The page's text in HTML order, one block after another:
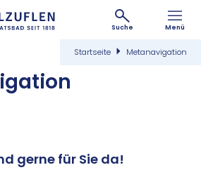
Suche Menü
Startseite Metanavigation
gerne für Sie da!